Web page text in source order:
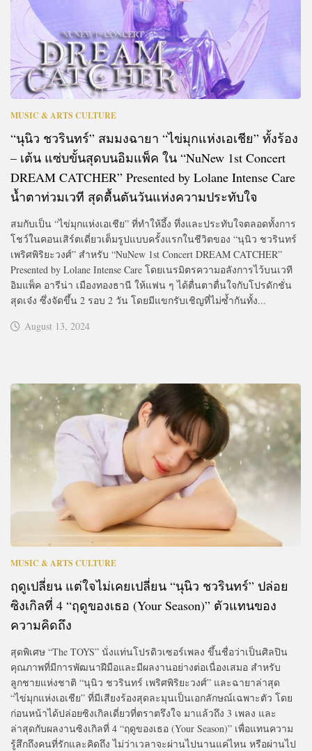
MUSIC & ARTS CULTURE
“นุนิว ชวรินทร์” สมมงฉายา “ไข่มุกแห่งเอเชีย” ทั้งร้อง
– เต้น แซ่บขั้นสุดบนอิมแพ็ค ใน “NuNew 1st Concert
DREAM CATCHER” Presented by Lolane Intense Care
น้ำตาท่วมเวที สุดตื้นตันวันแห่งความประทับใจ
สมกับเป็น “ไข่มุกแห่งเอเชีย” ที่ทำให้อึ้ง ทึ่งและประทับใจตลอดทั้งการ
โชว์ในคอนเสิร์ตเดี่ยวเต็มรูปแบบครั้งแรกในชีวิตของ “นุนิว ชวรินทร์
เพริศพิริยะวงศ์” สำหรับ “NuNew 1st Concert DREAM CATCHER”
Presented by Lolane Intense Care โดยเนรมิตรความอลังการไว้บนเวที
อิมแพ็ค อารีน่า เมืองทองธานี ให้แฟน ๆ ได้ตื่นตาตื่นใจกับโปรดักชั่น
สุดเจ๋ง ซึ่งจัดขึ้น 2 รอบ 2 วัน โดยมีแขกรับเชิญที่ไม่ซ้ำกันทั้ง...
August 13, 2024
MUSIC & ARTS CULTURE
ฤดูเปลี่ยน แต่ใจไม่เคยเปลี่ยน “นุนิว ชวรินทร์” ปล่อย
ซิงเกิลที่ 4 “ฤดูของเธอ (Your Season)” ตัวแทนของ
ความคิดถึง
สุดพิเศษ “The TOYS” นั่งแท่นโปรดิวเซอร์เพลง ขึ้นชื่อว่าเป็นศิลปิน
คุณภาพที่มีการพัฒนาฝีมือและมีผลงานอย่างต่อเนื่องเสมอ สำหรับ
ลูกชายแห่งชาติ “นุนิว ชวรินทร์ เพริศพิริยะวงศ์” และฉายาล่าสุด
“ไข่มุกแห่งเอเชีย” ที่มีเสียงร้องสุดละมุนเป็นเอกลักษณ์เฉพาะตัว โดย
ก่อนหน้าได้ปล่อยซิงเกิลเดี่ยวที่ตราตรึงใจ มาแล้วถึง 3 เพลง และ
ล่าสุดกับผลงานซิงเกิลที่ 4 “ฤดูของเธอ (Your Season)” เพื่อแทนความ
รู้สึกถึงคนที่รักและคิดถึง ไม่ว่าเวลาจะผ่านไปนานแค่ไหน หรือผ่านไป